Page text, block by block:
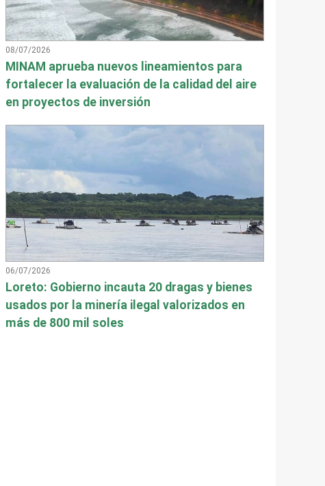
08/07/2026
MINAM aprueba nuevos lineamientos para
fortalecer la evaluación de la calidad del aire
en proyectos de inversión
06/07/2026
Loreto: Gobierno incauta 20 dragas y bienes
usados por la minería ilegal valorizados en
más de 800 mil soles